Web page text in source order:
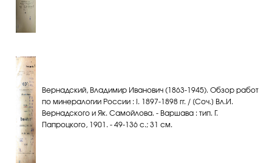
Вернадский, Владимир Иванович (1863-1945). Обзор работ
по минералогии России : I. 1897-1898 гг. / [Соч.] Вл.И.
Вернадского и Як. Самойлова. - Варшава : тип. Г.
Папроцкого, 1901. - 49-136 с.; 31 см.